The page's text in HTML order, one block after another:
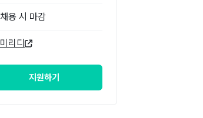
채용 시 마감
미리디
지원하기